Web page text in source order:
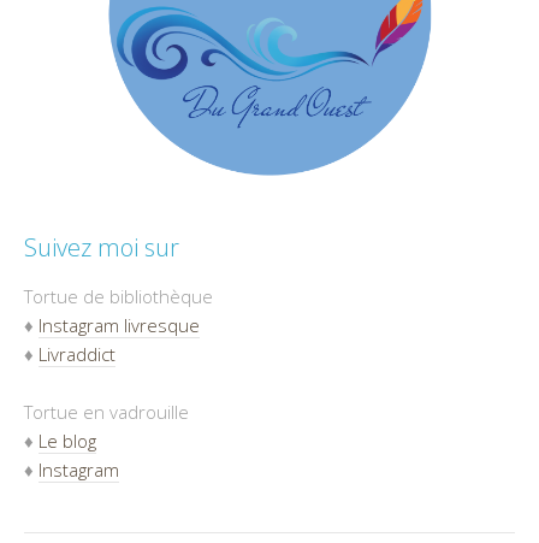
Suivez moi sur
Tortue de bibliothèque
♦ Instagram livresque
♦ Livraddict
Tortue en vadrouille
♦ Le blog
♦ Instagram